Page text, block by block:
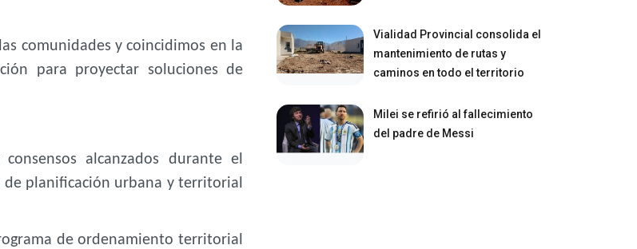
comunidades y coincidimos en la
para proyectar soluciones de
alcanzados durante el
planificación urbana y territorial
de ordenamiento territorial
Vialidad Provincial consolida el
mantenimiento de rutas y
caminos en todo el territorio
Milei se refirió al fallecimiento
del padre de Messi